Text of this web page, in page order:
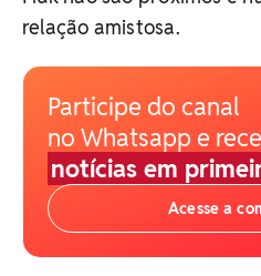
relação amistosa.
Participe do canal
no Whatsapp e
notícias em
Acesse a